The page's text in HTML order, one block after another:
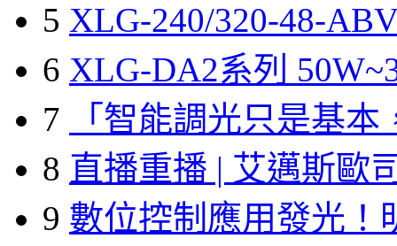
5 XLG-240/320-48-
6 XLG-DA2系列
7
「智能調光只是基本
8 直播重播 | 艾邁斯歐
9 數位控制應用發光！